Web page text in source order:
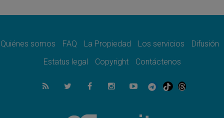
08.08.2026
08.08.2026
del Buen Consejo de Genazzano
Filipinas: el Vicariato Apostólico de Calapán
se convierte en diócesis
Honduras: Los desplazados invisibles de una
Quiénes somos FAQ La Propiedad Los servicios
Difusión
Estatus legal
Copyright Contáctenos